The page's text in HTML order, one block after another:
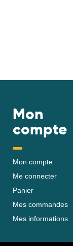
Mon
compte
Mon compte
Me connecter
Panier
Mes commandes
Mes informations